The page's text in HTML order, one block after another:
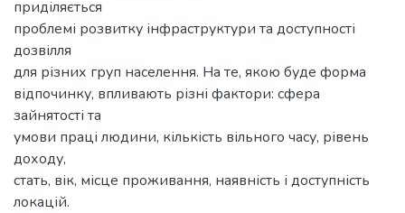
приділяється
проблемі розвитку інфраструктури та доступності
дозвілля
для різних груп населення. На те, якою буде форма
відпочинку, впливають різні фактори: сфера
зайнятості та
умови праці людини, кількість вільного часу, рівень
доходу,
стать, вік, місце проживання, наявність і доступність
локацій.